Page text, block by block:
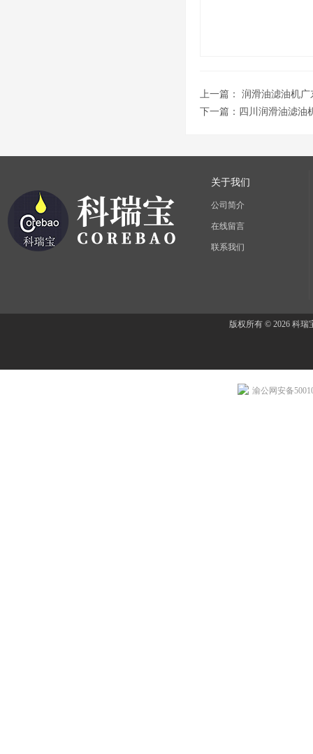
上一篇： 润滑油滤油机
下一篇： 四川润滑油滤油
关于我们
公司简介
在线留言
联系我们
版权所有 © 2026 科
渝公网安备